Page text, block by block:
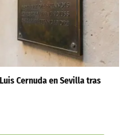
Cernuda en Sevilla tras